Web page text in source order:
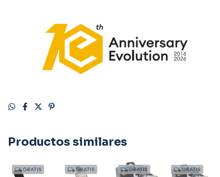
Productos similares
GRATIS GRATIS GRATIS GRATIS